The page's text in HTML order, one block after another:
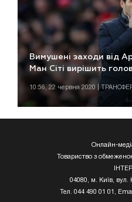
Вимушені заходи від
Ман Сіті вирішить
10:56, 22 червня 2020 |
Онлайн-
Товариство з
04080, м. Київ, вул.
Тел. 044 490 01 01,